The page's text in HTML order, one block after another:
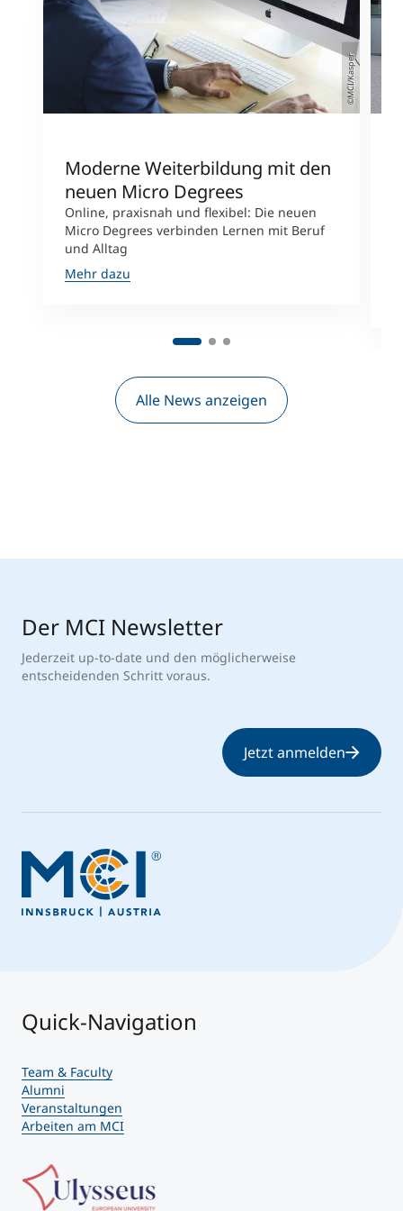
©MCI/Kasper
Moderne Weiterbildung mit den
neuen Micro Degrees
Online, praxisnah und flexibel: Die neuen
Micro Degrees verbinden Lernen mit Beruf
und Alltag
Mehr dazu
Alle News anzeigen
Der MCI Newsletter
Jederzeit up-to-date und den möglicherweise
entscheidenden Schritt voraus.
Jetzt anmelden
Quick-Navigation
Team & Faculty
Alumni
Veranstaltungen
Arbeiten am MCI